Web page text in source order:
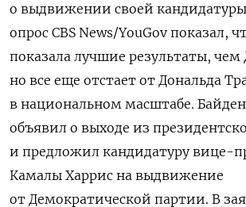
о выдвижении своей
опрос CBS News/YouGov показал,
показала лучшие результаты,
но все еще отстает от Дональда
в национальном масштабе.
объявил о выходе из
и предложил кандидатуру вице-
Камалы Харрис на выдвижение
от Демократической партии. В